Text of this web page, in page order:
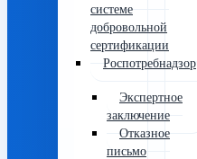
системе
добровольной
сертификации
Роспотребнадзор
Экспертное
заключение
Отказное
письмо